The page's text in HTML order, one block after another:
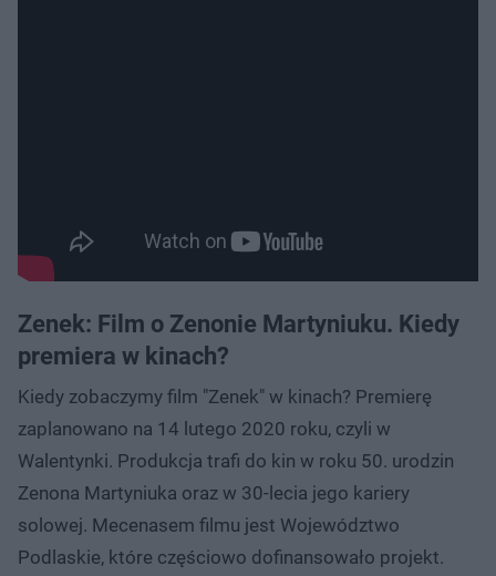
Zenek: Film o Zenonie Martyniuku. Kiedy
premiera w kinach?
Kiedy zobaczymy film "Zenek" w kinach? Premierę
zaplanowano na 14 lutego 2020 roku, czyli w
Walentynki. Produkcja trafi do kin w roku 50. urodzin
Zenona Martyniuka oraz w 30-lecia jego kariery
solowej. Mecenasem filmu jest Województwo
Podlaskie, które częściowo dofinansowało projekt.